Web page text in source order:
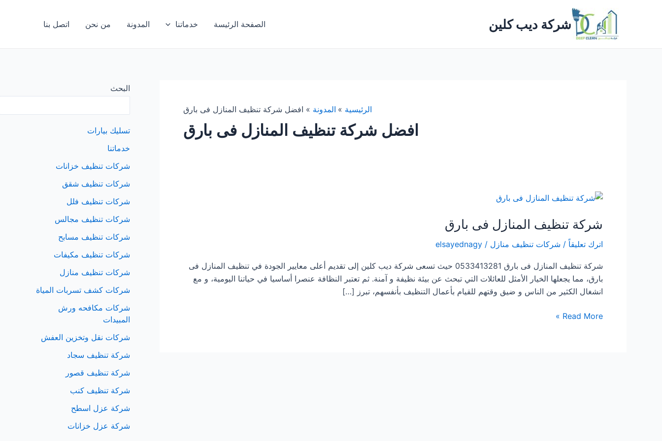
شركة ديب كلين الصفحة الرئيسة خدماتنا المدونة من نحن اتصل بنا
الرئيسية المدونة افضل شركة تنظيف المنازل فى بارق
افضل شركة تنظيف المنازل فى بارق
شركة تنظيف المنازل فى بارق
اترك تعليقاً / شركات تنظيف منازل /
elsayednagy
شركة تنظيف المنازل فى بارق 0533413281 حيث تسعى شركة ديب كلين إلى تقديم أعلى معايير الجودة في تنظيف المنازل فى
بارق، مما يجعلها الخيار الأمثل للعائلات التي تبحث عن بيئة نظيفة و آمنة. ثم تعتبر النظافة عنصرا أساسيا في حياتنا اليومية، و مع
انشغال الكثير من الناس و ضيق وقتهم للقيام بأعمال التنظيف بأنفسهم، تبرز […]
شركة
Read More »
البحث
تسليك بيارات
خدماتنا
شركات تنظيف خزانات
شركات تنظيف شقق
شركات تنظيف فلل
شركات تنظيف مجالس
شركات تنظيف مسابح
شركات تنظيف مكيفات
شركات تنظيف منازل
شركات كشف تسربات المياة
شركات مكافحه ورش
المبيدات
شركات نقل وتخزين العفش
شركة تنظيف سجاد
شركة تنظيف قصور
شركة تنظيف كنب
شركة عزل اسطح
شركة عزل خزانات